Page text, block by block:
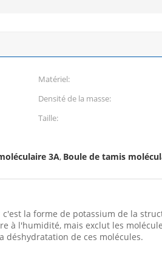
Matériel:
Densité de la masse:
Taille:
3A, Boule de tamis
la forme de potassium de la
à l'humidité, mais exclut les
déshydratation de ces molécules.